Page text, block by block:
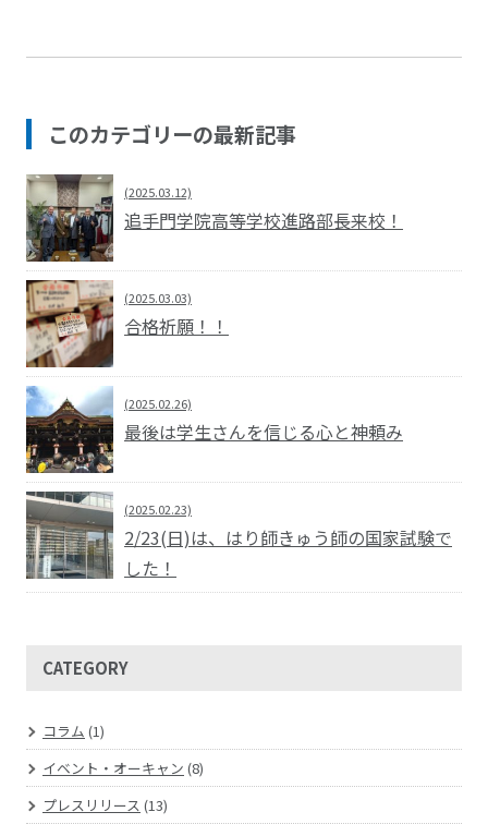
このカテゴリーの最新記事
(2025.03.12)
追手門学院高等学校進路部長来校！
(2025.03.03)
合格祈願！！
(2025.02.26)
最後は学生さんを信じる心と神頼み
(2025.02.23)
2/23(日)は、はり師きゅう師の国家試験で
した！
CATEGORY
コラム (1)
イベント・オーキャン (8)
プレスリリース (13)